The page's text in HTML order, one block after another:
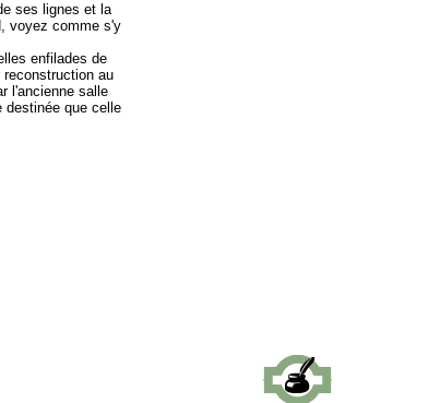
ses lignes et la
voyez comme s'y
enfilades de
au
l'ancienne salle
destinée que celle